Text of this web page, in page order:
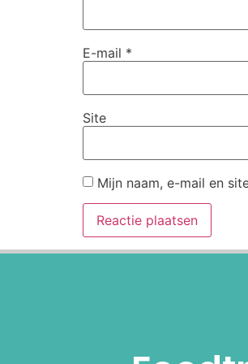
E-mail *
Site
Mijn naam, e-mail en